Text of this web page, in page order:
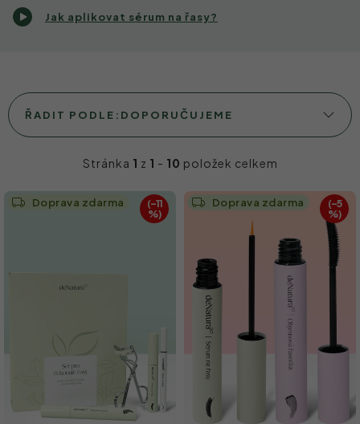
Jak aplikovat sérum na řasy?
Stránka 1 z 1 - 10 položek celkem
Ř
a
n
ŘADIT PODLE: DOPORUČUJEME
V
i
d
Doprava zdarma
(–11
%)
Doprava zdarma
(–5
%)